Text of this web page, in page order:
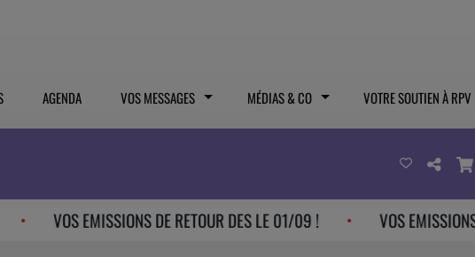
AGENDA VOS MESSAGES MÉDIAS & CO VOTRE SOUTIEN À RPV
VOS EMISSIONS DE RETOUR DES LE 01/09 ! VOS EMISSIONS DE